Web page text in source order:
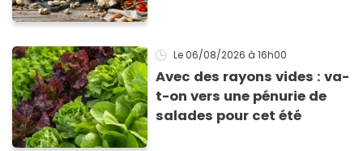
Le 06/08/2026 à 16h00
Avec des rayons vides : va-
t-on vers une pénurie de
salades pour cet été